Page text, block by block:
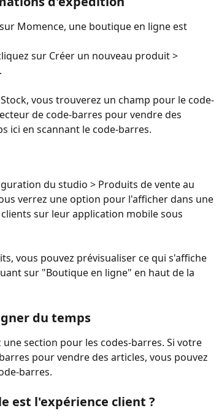
Momence, une boutique en ligne est
sur Créer un nouveau produit >
vous trouverez un champ pour le code-
de code-barres pour vendre des
ici en scannant le code-barres.
du studio > Produits de vente au
verrez une option pour l'afficher dans une
sur leur application mobile sous
vous pouvez prévisualiser ce qui s'affiche
sur "Boutique en ligne" en haut de la
du temps
section pour les codes-barres. Si votre
pour vendre des articles, vous pouvez
barres.
est l'expérience client ?